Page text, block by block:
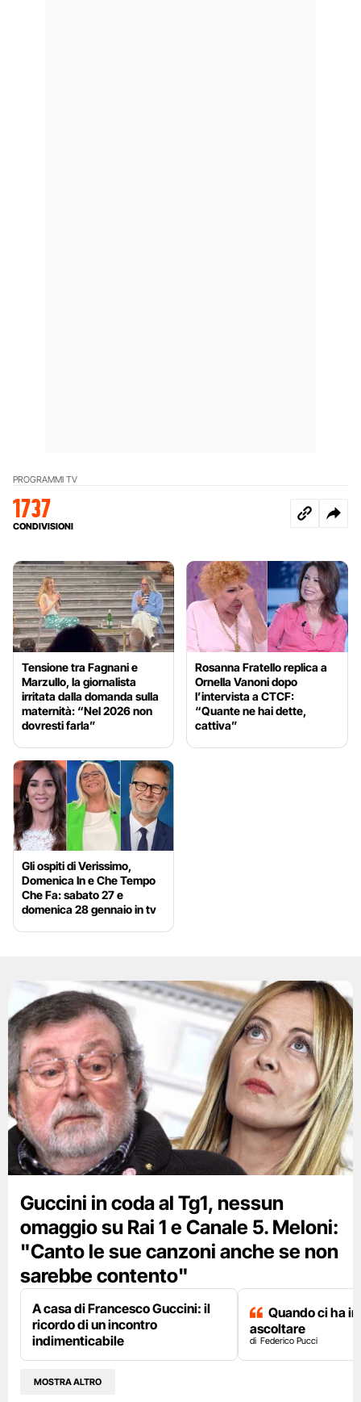
PROGRAMMI TV
1737
CONDIVISIONI
Tensione tra Fagnani e
Marzullo, la giornalista
irritata dalla domanda sulla
maternità: “Nel 2026 non
dovresti farla”
Rosanna Fratello replica a
Ornella Vanoni dopo
l’intervista a CTCF:
“Quante ne hai dette,
cattiva”
Gli ospiti di Verissimo,
Domenica In e Che Tempo
Che Fa: sabato 27 e
domenica 28 gennaio in tv
Guccini in coda al Tg1, nessun
omaggio su Rai 1 e Canale 5. Meloni:
"Canto le sue canzoni anche se non
sarebbe contento"
A casa di Francesco Guccini: il
ricordo di un incontro
indimenticabile
Quando ci ha
ascoltare
Federico Pucci
MOSTRA ALTRO